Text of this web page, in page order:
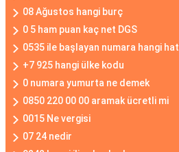
08 Ağustos hangi burç
0 5 ham puan kaç net DGS
0535 ile başlayan numara hangi hat
+7 925 hangi ülke kodu
0 numara yumurta ne demek
0850 220 00 00 aramak ücretli mi
0015 Ne vergisi
07 24 nedir